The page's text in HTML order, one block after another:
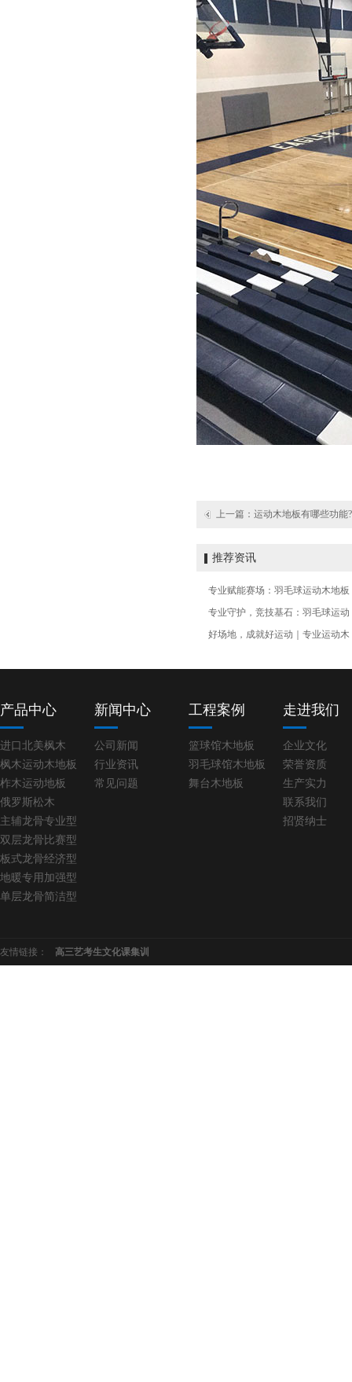
上一篇： 运动木地板有哪些功能?
推荐资讯
专业赋能赛场：羽毛球运动木地板
专业守护，竞技基石：羽毛球运动
好场地，成就好运动｜专业运动木
产品中心
进口北美枫木
枫木运动木地板
柞木运动地板
俄罗斯松木
主辅龙骨专业型
双层龙骨比赛型
板式龙骨经济型
地暖专用加强型
单层龙骨简洁型
新闻中心
公司新闻
行业资讯
常见问题
工程案例
篮球馆木地板
羽毛球馆木地板
舞台木地板
走进我们
企业文化
荣誉资质
生产实力
联系我们
招贤纳士
友情链接： 高三艺考生文化课集训